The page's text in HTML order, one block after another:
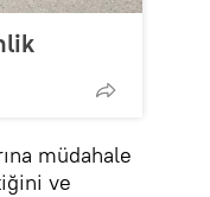
müdahale
ve